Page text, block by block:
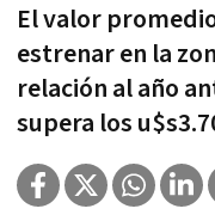
El valor
estrenar en la
relación al año
supera los